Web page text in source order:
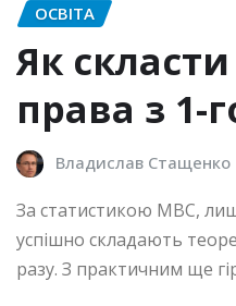
ОСВІТА
Як
права з 1-
Владислав Стащенко
За статистикою МВС,
успішно складають
разу. З практичним ще